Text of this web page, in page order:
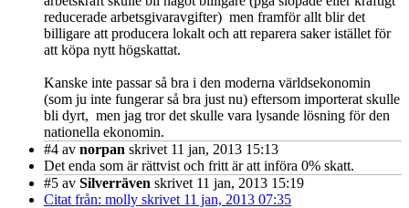
reducerade arbetsgivaravgifter) men framför allt blir det
billigare att producera lokalt och att reparera saker istället för
att köpa nytt högskattat.
Kanske inte passar så bra i den moderna världsekonomin
(som ju inte fungerar så bra just nu) eftersom importerat skulle
bli dyrt, men jag tror det skulle vara lysande lösning för den
nationella ekonomin.
#4 av norpan skrivet 11 jan, 2013 15:13
Det enda som är rättvist och fritt är att införa 0% skatt.
#5 av Silverräven skrivet 11 jan, 2013 15:19
Citat från: molly skrivet 11 jan, 2013 07:35